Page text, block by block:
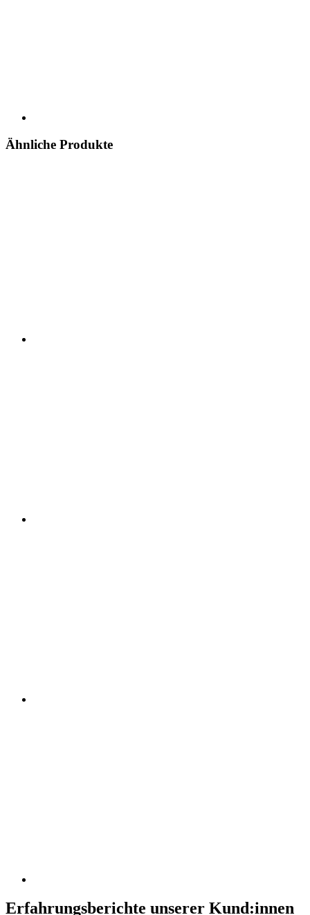
Ähnliche Produkte
Erfahrungsberichte unserer Kund:innen